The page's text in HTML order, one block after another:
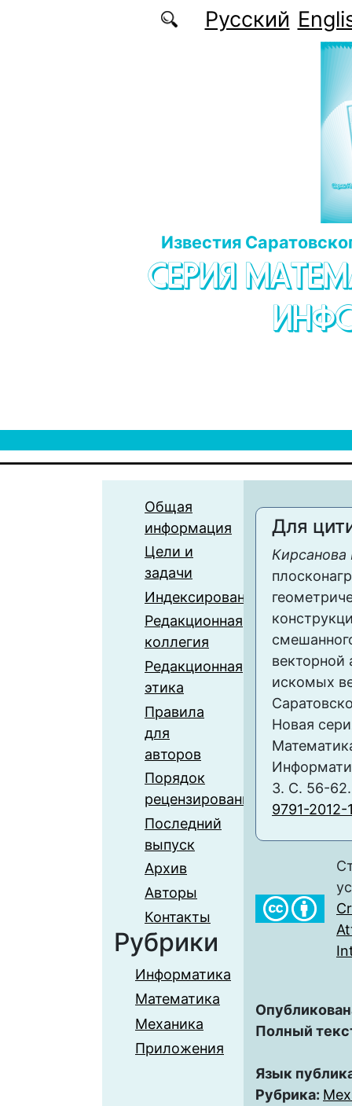
Перейти к основному содержаниюРусский
Известия
СЕРИЯ
Общая
информация
Цели и
задачи
Индексирование
Редакционная
коллегия
Редакционная
этика
Правила
для
авторов
Порядок
рецензирования
Последний
выпуск
Архив
Авторы
Контакты
Рубрики
Информатика
Математика
Механика
Приложения
Для
Кирсанова
векторной
искомых
Новая
3. С. 56-
9791-
Полный
Язык
Рубрика: